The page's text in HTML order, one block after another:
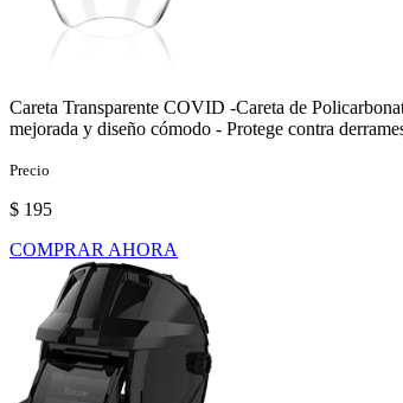
Careta Transparente COVID -Careta de
mejorada y diseño cómodo - Protege contra
Precio
$ 195
COMPRAR AHORA